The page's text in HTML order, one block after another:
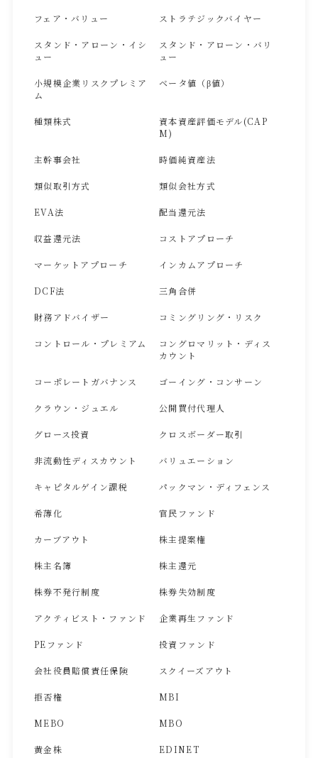
フェア・バリュー ストラテジックバイヤー
スタンド・アローン・イシ
ュー
スタンド・アローン・バリ
ュー
小規模企業リスクプレミア
ム
ベータ値（β値）
種類株式
資本資産評価モデル(CAP
M)
主幹事会社 時価純資産法
類似取引方式 類似会社方式
EVA法 配当還元法
収益還元法 コストアプローチ
マーケットアプローチ インカムアプローチ
DCF法 三角合併
財務アドバイザー コミングリング・リスク
コントロール・プレミアム
コングロマリット・ディス
カウント
コーポレートガバナンス ゴーイング・コンサーン
クラウン・ジュエル 公開買付代理人
グロース投資 クロスボーダー取引
非流動性ディスカウント バリュエーション
キャピタルゲイン課税 パックマン・ディフェンス
希薄化 官民ファンド
カーブアウト 株主提案権
株主名簿 株主還元
株券不発行制度 株券失効制度
アクティビスト・ファンド 企業再生ファンド
PEファンド 投資ファンド
会社役員賠償責任保険 スクイーズアウト
拒否権 MBI
MEBO MBO
黄金株 EDINET